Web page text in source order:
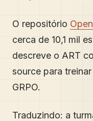
O repositório
cerca de 10,1 mil
descreve o ART
source para
GRPO.
Traduzindo: a